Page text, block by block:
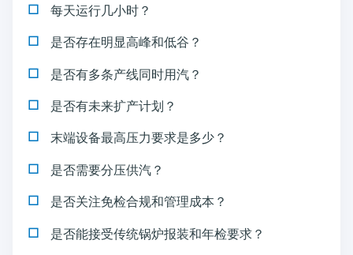
每天运行几小时？
是否存在明显高峰和低谷？
是否有多条产线同时用汽？
是否有未来扩产计划？
末端设备最高压力要求是多少？
是否需要分压供汽？
是否关注免检合规和管理成本？
是否能接受传统锅炉报装和年检要求？